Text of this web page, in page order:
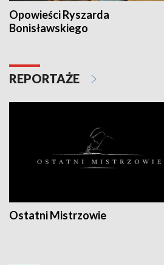
Opowieści Ryszarda
Bonisławskiego
REPORTAŻE
Ostatni Mistrzowie